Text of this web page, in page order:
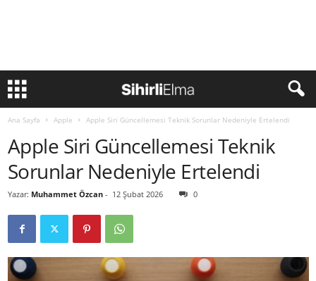
Ana Sayfa Apple Apple Siri Güncellemesi Teknik Sorunlar Nedeniyle Ertelendi
Apple Siri Güncellemesi Teknik
Sorunlar Nedeniyle Ertelendi
Yazar: Muhammet Özcan - 12 Şubat 2026 0